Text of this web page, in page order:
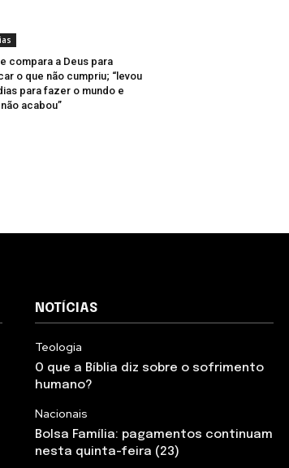
compara a Deus para
o que não cumpriu; “levou
para fazer o mundo e
acabou”
NOTÍCIAS
Teologia
O que a Bíblia diz sobre o sofrimento
humano?
Nacionais
Bolsa Família: pagamentos continuam
nesta quinta-feira (23)